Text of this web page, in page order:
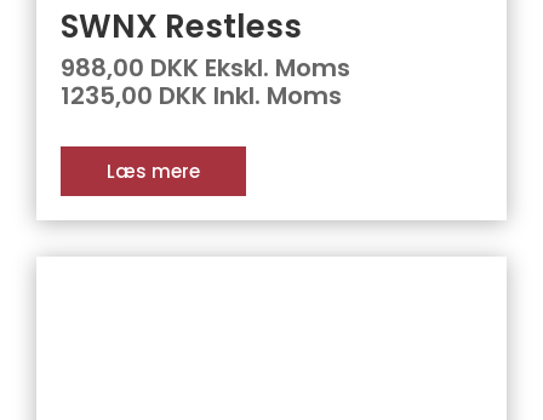
SWNX Restless
988,00 DKK Ekskl. Moms
1235,00 DKK Inkl. Moms
Læs mere